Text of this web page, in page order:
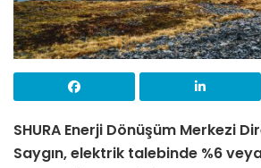
SHURA Enerji Dönüşüm Merkezi
Saygın, elektrik talebinde %6